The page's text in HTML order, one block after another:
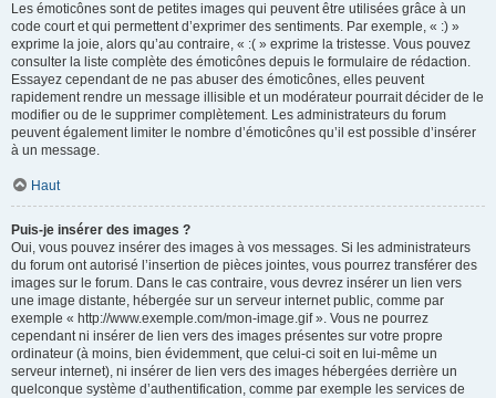
Les émoticônes sont de petites images qui peuvent être utilisées grâce à un
code court et qui permettent d’exprimer des sentiments. Par exemple, « :) »
exprime la joie, alors qu’au contraire, « :( » exprime la tristesse. Vous pouvez
consulter la liste complète des émoticônes depuis le formulaire de rédaction.
Essayez cependant de ne pas abuser des émoticônes, elles peuvent
rapidement rendre un message illisible et un modérateur pourrait décider de le
modifier ou de le supprimer complètement. Les administrateurs du forum
peuvent également limiter le nombre d’émoticônes qu’il est possible d’insérer
à un message.
Haut
Puis-je insérer des images ?
Oui, vous pouvez insérer des images à vos messages. Si les administrateurs
du forum ont autorisé l’insertion de pièces jointes, vous pourrez transférer des
images sur le forum. Dans le cas contraire, vous devrez insérer un lien vers
une image distante, hébergée sur un serveur internet public, comme par
exemple « http://www.exemple.com/mon-image.gif ». Vous ne pourrez
cependant ni insérer de lien vers des images présentes sur votre propre
ordinateur (à moins, bien évidemment, que celui-ci soit en lui-même un
serveur internet), ni insérer de lien vers des images hébergées derrière un
quelconque système d’authentification, comme par exemple les services de